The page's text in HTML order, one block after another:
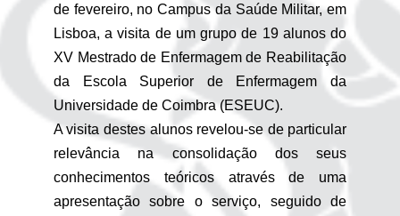
de fevereiro, no Campus da Saúde Militar, em
Lisboa, a visita de um grupo de 19 alunos do
XV Mestrado de Enfermagem de Reabilitação
da Escola Superior de Enfermagem da
Universidade de Coimbra (ESEUC).
A visita destes alunos revelou-se de particular
relevância na consolidação dos seus
conhecimentos teóricos através de uma
apresentação sobre o serviço, seguido de